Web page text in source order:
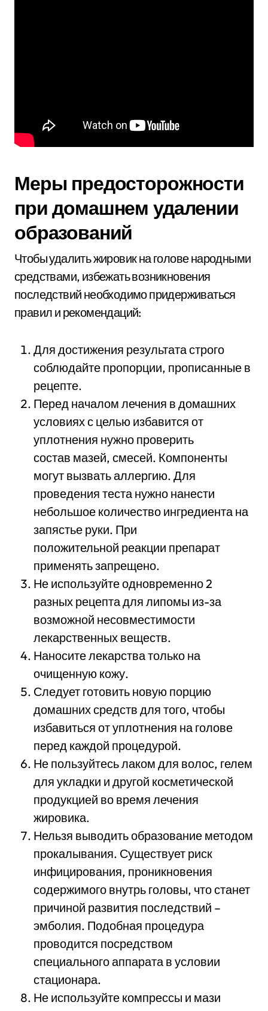
Меры предосторожности
при домашнем удалении
образований
Чтобы удалить жировик на голове народными
средствами, избежать возникновения
последствий необходимо придерживаться
правил и рекомендаций:
Для достижения результата строго
соблюдайте пропорции, прописанные в
рецепте.
Перед началом лечения в домашних
условиях с целью избавится от
уплотнения нужно проверить
состав мазей, смесей. Компоненты
могут вызвать аллергию. Для
проведения теста нужно нанести
небольшое количество ингредиента на
запястье руки. При
положительной реакции препарат
применять запрещено.
Не используйте одновременно 2
разных рецепта для липомы из-за
возможной несовместимости
лекарственных веществ.
Наносите лекарства только на
очищенную кожу.
Следует готовить новую порцию
домашних средств для того, чтобы
избавиться от уплотнения на голове
перед каждой процедурой.
Не пользуйтесь лаком для волос, гелем
для укладки и другой косметической
продукцией во время лечения
жировика.
Нельзя выводить образование методом
прокалывания. Существует риск
инфицирования, проникновения
содержимого внутрь головы, что станет
причиной развития последствий –
эмболия. Подобная процедура
проводится посредством
специального аппарата в условии
стационара.
Не используйте компрессы и мази